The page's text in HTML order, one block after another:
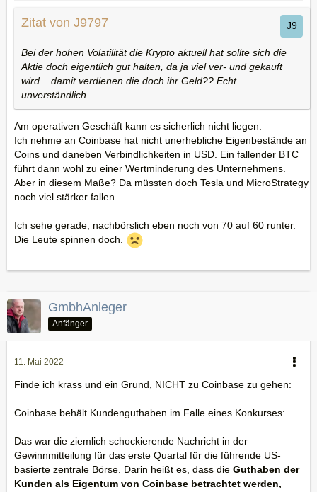
Zitat von J9797
Bei der hohen Volatilität die Krypto aktuell hat sollte sich die
Aktie doch eigentlich gut halten, da ja viel ver- und gekauft
wird... damit verdienen die doch ihr Geld?? Echt
unverständlich.
Am operativen Geschäft kann es sicherlich nicht liegen.
Ich nehme an Coinbase hat nicht unerhebliche Eigenbestände an
Coins und daneben Verbindlichkeiten in USD. Ein fallender BTC
führt dann wohl zu einer Wertminderung des Unternehmens.
Aber in diesem Maße? Da müssten doch Tesla und MicroStrategy
noch viel stärker fallen.
Ich sehe gerade, nachbörslich eben noch von 70 auf 60 runter.
Die Leute spinnen doch.
GmbhAnleger
Anfänger
11. Mai 2022
Finde ich krass und ein Grund, NICHT zu Coinbase zu gehen:
Coinbase behält Kundenguthaben im Falle eines Konkurses:
Das war die ziemlich schockierende Nachricht in der
Gewinnmitteilung für das erste Quartal für die führende US-
basierte zentrale Börse. Darin heißt es, dass die Guthaben der
Kunden als Eigentum von Coinbase betrachtet werden,